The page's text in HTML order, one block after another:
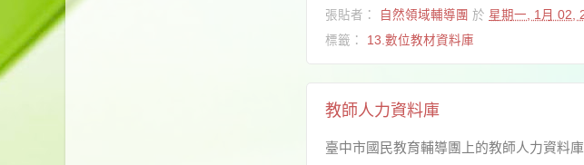
張貼者： 自然領域輔導團 於 星期一, 1月 02,
標籤： 13.數位教材資料庫
教師人力資料庫
臺中市國民教育輔導團上的教師人力資料庫